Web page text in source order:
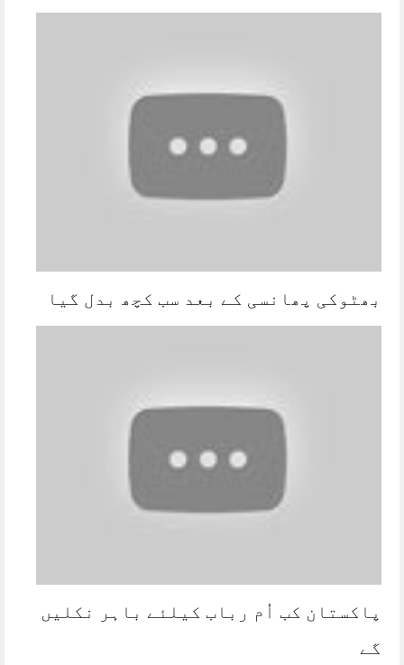
بھٹوکی پھانسی کے بعد سب کچھ بدل گیا
پاکستان کب اُم رباب کیلئے باہر نکلیں
گے